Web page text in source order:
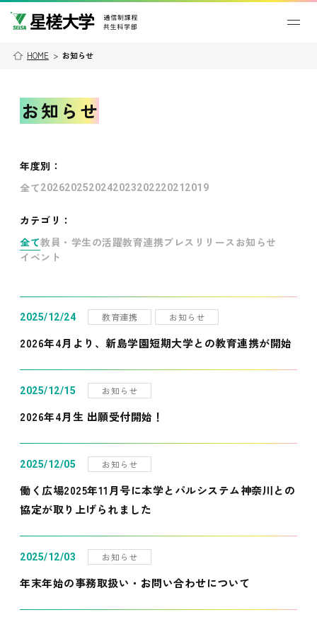
HOME > お知らせ
お知らせ
年度別 ：
全て202620252024202320222021 2019
カテゴリ：
全て教員・学生の活躍教育連携プレスリリース お知らせ
イベント
2025/12/24 教育連携 お知らせ
2026年4月より、新島学園短期大学との教育連携が開始
2025/12/15 お知らせ
2026年4月生 出願受付開始！
2025/12/05 お知らせ
働く広場2025年11月号に本学とパルシステム神奈川との
協定が取り上げられました
2025/12/03 お知らせ
年末年始の事務取扱い・お問い合わせについて